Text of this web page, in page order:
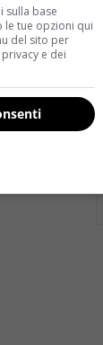
a
che è
base
le tue opzioni qui
del sito per
e dei